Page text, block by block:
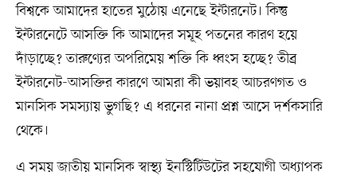
বিশ্বকে আমাদের হাতের মুঠোয় এনেছে ইন্টারনেট। কিন্তু
ইন্টারনেটে আসক্তি কি আমাদের সমূহ পতনের কারণ হয়ে
দাঁড়াচ্ছে? তারুণ্যের অপরিমেয় শক্তি কি ধ্বংস হচ্ছে? তীব্র
ইন্টারনেট-আসক্তির কারণে আমরা কী ভয়াবহ আচরণগত ও
মানসিক সমস্যায় ভুগছি? এ ধরনের নানা প্রশ্ন আসে দর্শকসারি
থেকে।
এ সময় জাতীয় মানসিক স্বাস্থ্য ইনস্টিটিউটের সহযোগী অধ্যাপক